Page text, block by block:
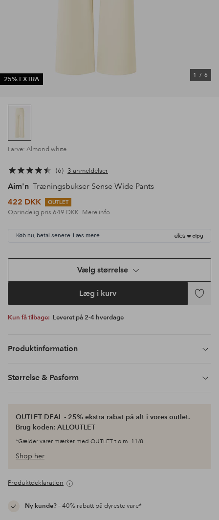
25% EXTRA
1 / 6
Farve: Almond white
6 3 anmeldelser
Aim'n Træningsbukser Sense Wide Pants
422 DKK
OUTLET
Oprindelig pris 649 DKK Mere info
Køb nu, betal senere. Læs mere
Vælg størrelse
Læg i kurv
Tilføj
Kun få tilbage: Leveret på 2-4 hverdage
Produktinformation
Størrelse & Pasform
OUTLET DEAL - 25% ekstra rabat på alt i vores outlet.
Brug koden: ALLOUTLET
*Gælder varer mærket med OUTLET t.o.m. 11/8.
Shop her
Produktdeklaration
Ny kunde?– 40% rabatt på dyreste vare*